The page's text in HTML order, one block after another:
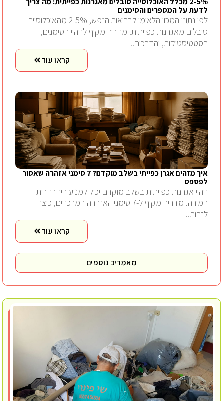
לדעת על המספרים והסימנים
לפי נתוני המכון הלאומי לבריאות הנפש, 2-5% מהאוכלוסייה
סובלים מאגרנות כפייתית. מדריך מקיף לזיהוי הסימנים,
הסטטיסטיקות, והדרכים..
קראו עוד
איך מזהים אגרן כפייתי בשלב מוקדם? 7 סימני אזהרה שאסור
לפספס
זיהוי אגרנות כפייתית בשלב מוקדם יכול למנוע הידרדרות
חמורה. מדריך מקיף ל-7 סימני האזהרה המרכזיים, כיצד
לזהות..
קראו עוד
מאמרים נוספים